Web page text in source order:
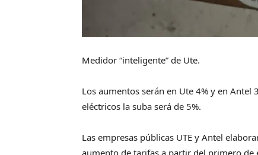
Medidor “inteligente” de Ute.
Los aumentos serán en Ute 4% y en Antel
eléctricos la suba será de 5%.
Las empresas públicas UTE y Antel